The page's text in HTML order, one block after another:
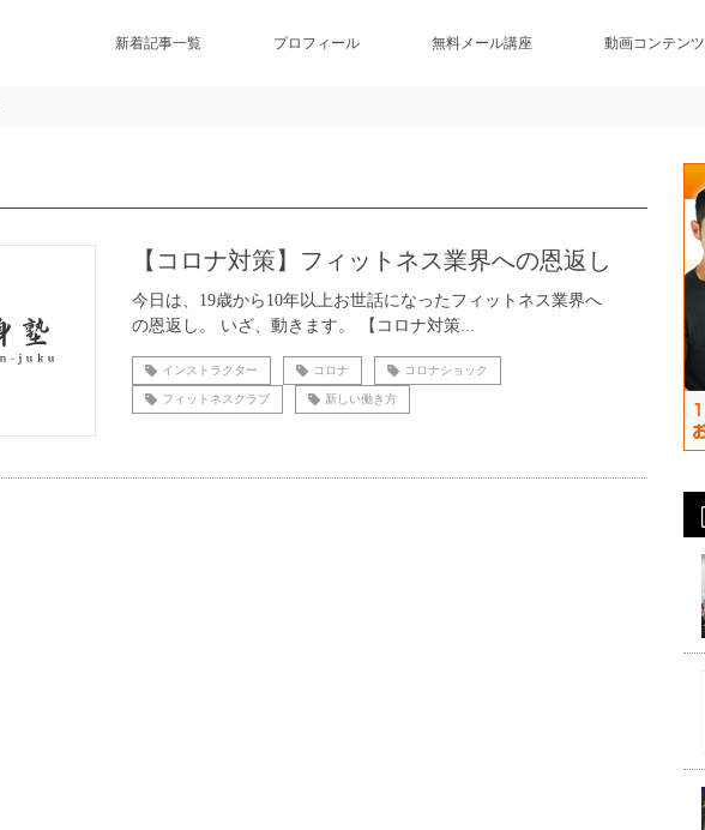
新着記事一覧 プロフィール 無料メール講座 動画コンテンツ
【コロナ対策】フィットネス業界への恩返し
今日は、19歳から10年以上お世話になったフィットネス業界へ
の恩返し。 いざ、動きます。 【コロナ対策...
インストラクター コロナ コロナショック
フィットネスクラブ 新しい働き方